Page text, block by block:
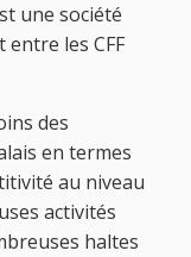
une société
les CFF
des
en termes
au niveau
activités
haltes